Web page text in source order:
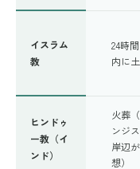
イスラム
教
24時
内に
ヒンドゥ
ー教（イ
ンド）
火葬
ンジ
岸辺
想）